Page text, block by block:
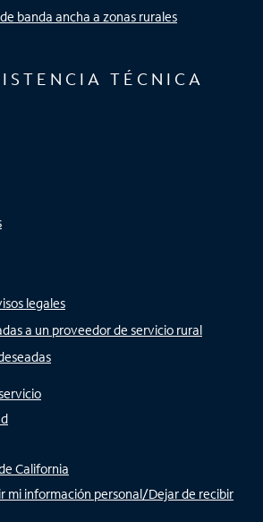
banda ancha a zonas rurales
TÉCNICA
legales
a un proveedor de servicio rural
California
mi información personal/Dejar de recibir